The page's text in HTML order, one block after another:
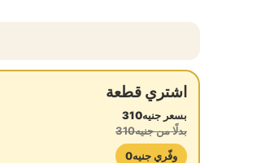
اشتري قطعة
بسعر جنيه310
بدلًا من جنيه310
وفّري جنيه0